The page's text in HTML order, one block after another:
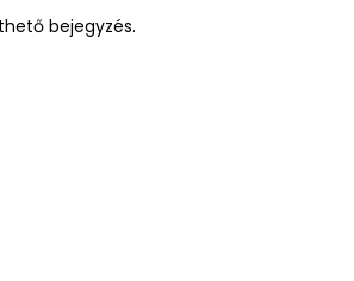
bejegyzés.